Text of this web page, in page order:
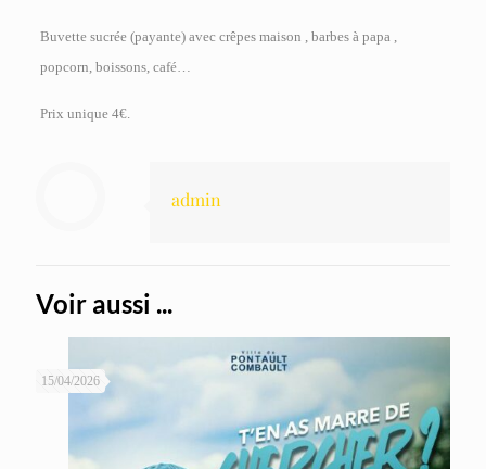
Buvette sucrée (payante) avec crêpes maison , barbes à papa ,
popcorn, boissons, café…
Prix unique 4€.
admin
Voir aussi ...
15/04/2026